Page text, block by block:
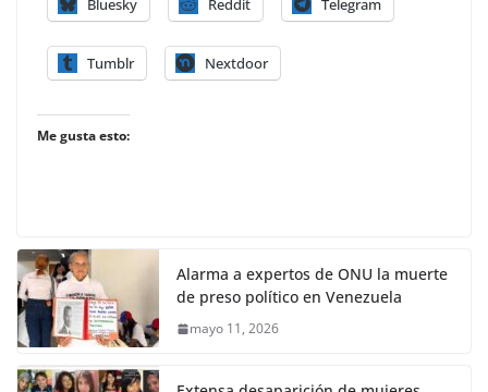
Bluesky Reddit Telegram
Tumblr Nextdoor
Me gusta esto:
Alarma a expertos de ONU la muerte
de preso político en Venezuela
mayo 11, 2026